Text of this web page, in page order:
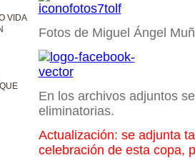
VIDA
Fotos de Miguel Ángel
En los archivos adjuntos
eliminatorias.
Actualización: se adjunta
celebración de esta copa,